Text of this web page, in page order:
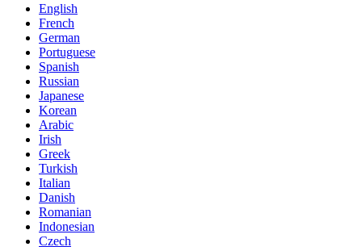
English
French
German
Portuguese
Spanish
Russian
Japanese
Korean
Arabic
Irish
Greek
Turkish
Italian
Danish
Romanian
Indonesian
Czech